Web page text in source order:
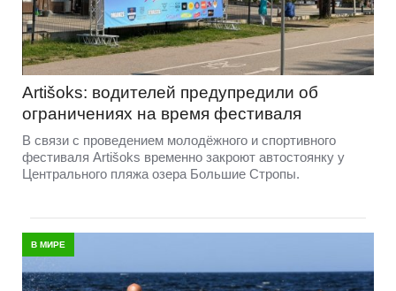
Artišoks: водителей предупредили об
ограничениях на время фестиваля
В связи с проведением молодёжного и спортивного
фестиваля Artišoks временно закроют автостоянку у
Центрального пляжа озера Большие Стропы.
В МИРЕ